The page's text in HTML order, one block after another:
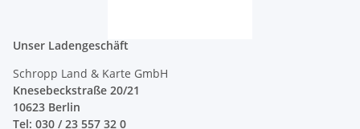
Unser Ladengeschäft
Schropp Land & Karte GmbH
Knesebeckstraße 20/21
10623 Berlin
Tel: 030 / 23 557 32 0